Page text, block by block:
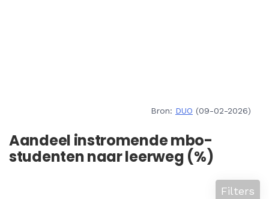
Bron: DUO (09-02-2026)
Aandeel instromende mbo-
studenten naar leerweg (%)
Filters